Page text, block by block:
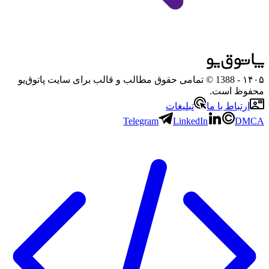
۱۴۰۵
- 1388 © تمامی حقوق مطالب و قالب برای سایت پاتوق‌یو
محفوظ است.
ارتباط با ما
تبلیغات
Telegram
LinkedIn DMCA